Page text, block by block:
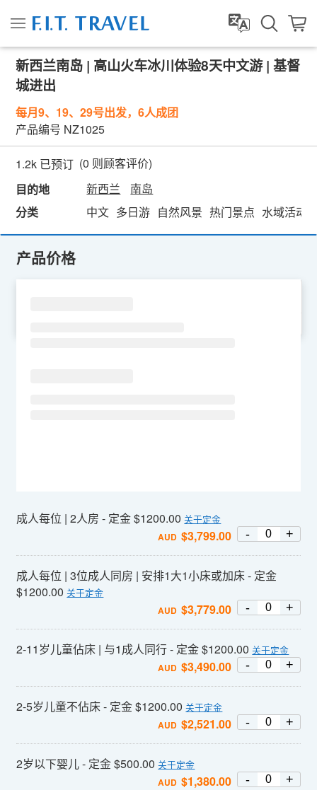
新西兰南岛 | 高山火车冰川体验8天中文游 | 基督
城进出
每月9、19、29号出发，6人成团
产品编号 NZ1025
1.2k 已预订 (0 则顾客评价)
目的地
新西兰
南岛
分类
中文 多日游 自然风景 热门景点 水域活动
产品价格
成人每位 | 2人房 - 定金 $1200.00 关于定金
AUD $3,799.00 - +
成人每位 | 3位成人同房 | 安排1大1小床或加床 - 定金
$1200.00 关于定金
AUD $3,779.00 - +
2-11岁儿童佔床 | 与1成人同行 - 定金 $1200.00 关于定金
AUD $3,490.00 - +
2-5岁儿童不佔床 - 定金 $1200.00 关于定金
AUD $2,521.00 - +
2岁以下婴儿 - 定金 $500.00 关于定金
AUD $1,380.00 - +